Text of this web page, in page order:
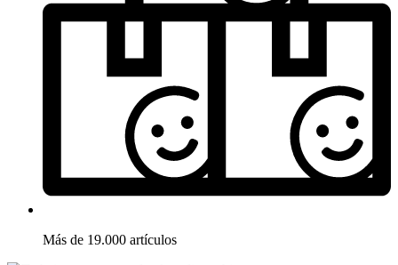
Más de 19.000 artículos